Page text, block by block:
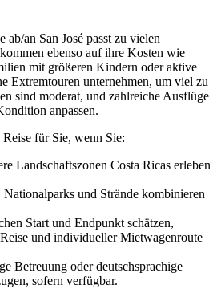
ab/an San José passt zu vielen
ebenso auf ihre Kosten wie
mit größeren Kindern oder aktive
Extremtouren unternehmen, um viel zu
sind moderat, und zahlreiche Ausflüge
anpassen.
für Sie, wenn Sie:
Landschaftszonen Costa Ricas erleben
Nationalparks und Strände kombinieren
Start und Endpunkt schätzen,
und individueller Mietwagenroute
Betreuung oder deutschsprachige
sofern verfügbar.